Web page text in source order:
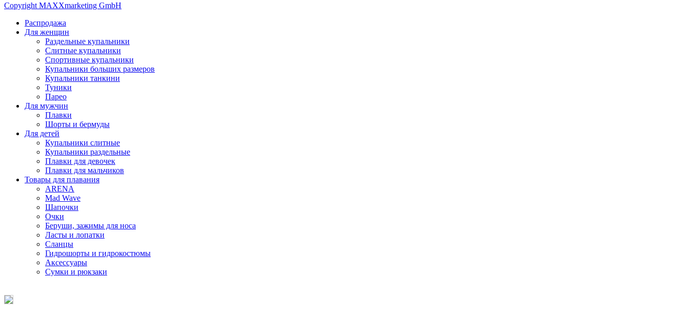
Copyright MAXXmarketing GmbH
Распродажа
Для женщин
Раздельные купальники
Слитные купальники
Спортивные купальники
Купальники больших размеров
Купальники танкини
Туники
Парео
Для мужчин
Плавки
Шорты и бермуды
Для детей
Купальники слитные
Купальники раздельные
Плавки для девочек
Плавки для мальчиков
Товары для плавания
ARENA
Mad Wave
Шапочки
Очки
Беруши, зажимы для носа
Ласты и лопатки
Сланцы
Гидрошорты и гидрокостюмы
Аксессуары
Сумки и рюкзаки